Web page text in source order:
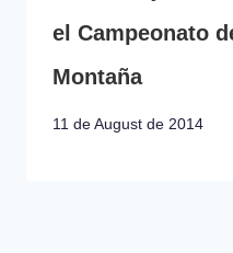
el Campeonato
Montaña
11 de August de 2014